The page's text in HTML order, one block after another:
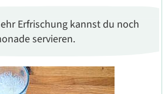
Erfrischung kannst du noch
servieren.